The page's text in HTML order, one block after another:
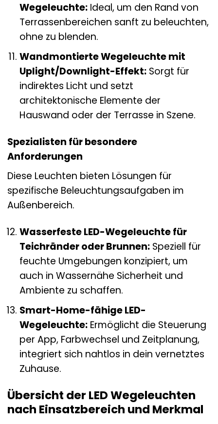
Wegeleuchte:Ideal, um den Rand von
Terrassenbereichen sanft zu beleuchten,
ohne zu blenden.
Wandmontierte Wegeleuchte mit
Uplight/Downlight-Effekt:Sorgt für
indirektes Licht und setzt
architektonische Elemente der
Hauswand oder der Terrasse in Szene.
Spezialisten für besondere
Anforderungen
Diese Leuchten bieten Lösungen für
spezifische Beleuchtungsaufgaben im
Außenbereich.
Wasserfeste LED-Wegeleuchte für
Teichränder oder Brunnen:Speziell für
feuchte Umgebungen konzipiert, um
auch in Wassernähe Sicherheit und
Ambiente zu schaffen.
Smart-Home-fähige LED-
Wegeleuchte:Ermöglicht die Steuerung
per App, Farbwechsel und Zeitplanung,
integriert sich nahtlos in dein vernetztes
Zuhause.
Übersicht der LED Wegeleuchten
nach Einsatzbereich und Merkmal